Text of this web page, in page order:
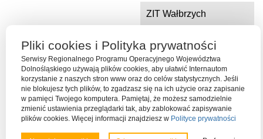
ZIT Wałbrzych
ZIT Jelenia Góra
Serwis współfinansowany ze środków Funduszu Spójności Unii
Europejskiej w ramach Programu Operacyjnego Pomoc Techniczna
2014-2020
Pliki cookies i Polityka prywatności
Serwisy Regionalnego Programu Operacyjnego Województwa
Dolnośląskiego używają plików cookies, aby ułatwić Internautom
korzystanie z naszych stron www oraz do celów statystycznych. Jeśli
nie blokujesz tych plików, to zgadzasz się na ich użycie oraz zapisanie
w pamięci Twojego komputera. Pamiętaj, że możesz samodzielnie
zmienić ustawienia przeglądarki tak, aby zablokować zapisywanie
plików cookies. Więcej informacji znajdziesz w Polityce prywatności